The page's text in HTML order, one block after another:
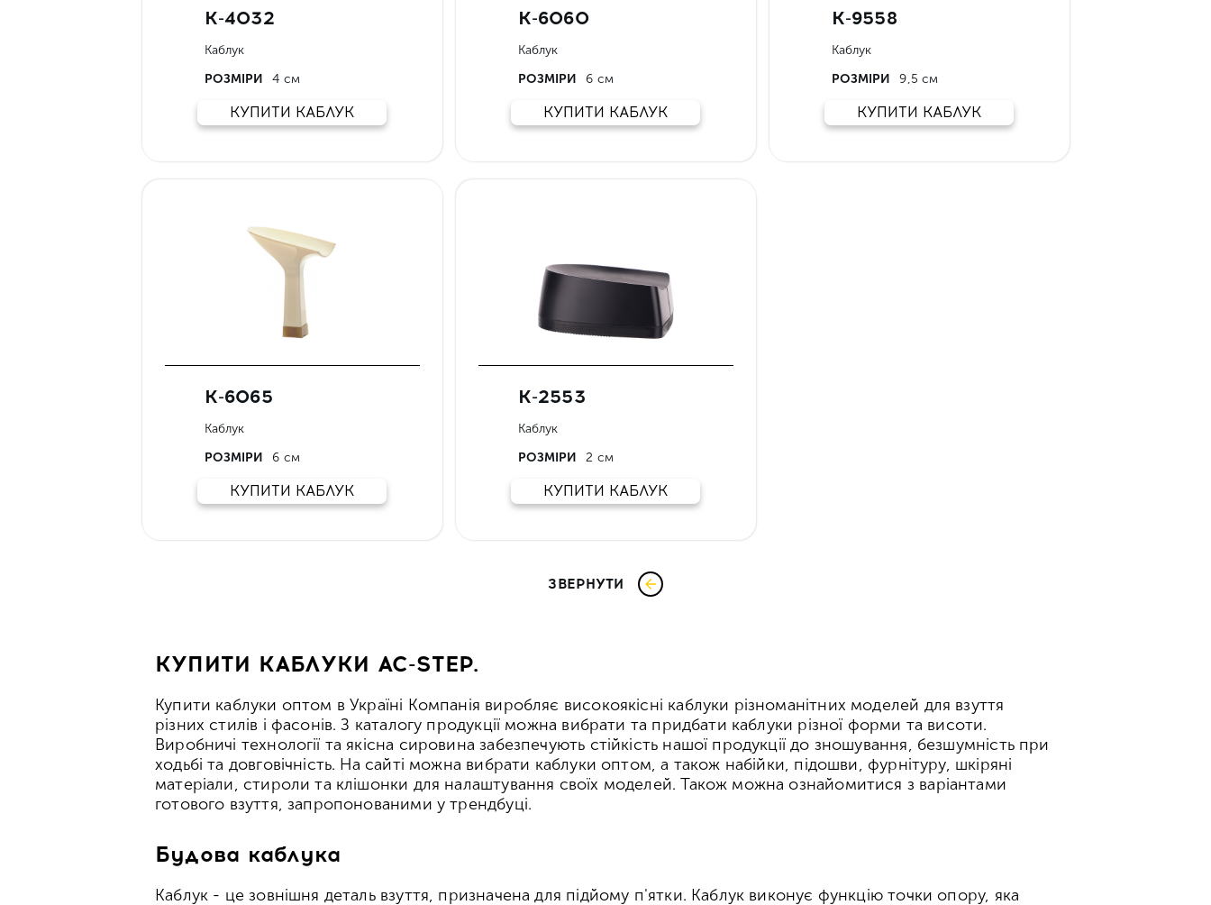
К-4032
Каблук
РОЗМІРИ
4 см
КУПИТИ КАБЛУК
К-6060
Каблук
РОЗМІРИ
6 см
КУПИТИ КАБЛУК
К-9558
Каблук
РОЗМІРИ
9,5 см
КУПИТИ КАБЛУК
К-6065
Каблук
РОЗМІРИ
6 см
КУПИТИ КАБЛУК
К-2553
Каблук
РОЗМІРИ
2 см
КУПИТИ КАБЛУК
ЗВЕРНУТИ
КУПИТИ КАБЛУКИ AC-STEP.
Купити каблуки оптом в Україні Компанія виробляє високоякісні каблуки різноманітних моделей для взуття
різних стилів і фасонів. З каталогу продукції можна вибрати та придбати каблуки різної форми та висоти.
Виробничі технології та якісна сировина забезпечують стійкість нашої продукції до зношування, безшумність при
ходьбі та довговічність. На сайті можна вибрати каблуки оптом, а також набійки, підошви, фурнітуру, шкіряні
матеріали, стироли та клішонки для налаштування своїх моделей. Також можна ознайомитися з варіантами
готового взуття, запропонованими у трендбуці.
Будова каблука
Каблук - це зовнішня деталь взуття, призначена для підйому п'ятки. Каблук виконує функцію точки опору, яка